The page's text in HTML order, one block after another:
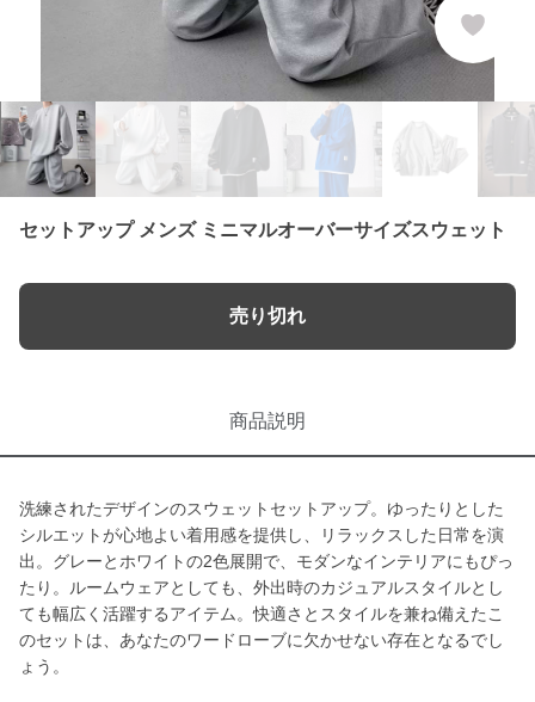
セットアップ メンズ ミニマルオーバーサイズスウェット
売り切れ
商品説明
洗練されたデザインのスウェットセットアップ。ゆったりとした
シルエットが心地よい着用感を提供し、リラックスした日常を演
出。グレーとホワイトの2色展開で、モダンなインテリアにもぴっ
たり。ルームウェアとしても、外出時のカジュアルスタイルとし
ても幅広く活躍するアイテム。快適さとスタイルを兼ね備えたこ
のセットは、あなたのワードローブに欠かせない存在となるでし
ょう。